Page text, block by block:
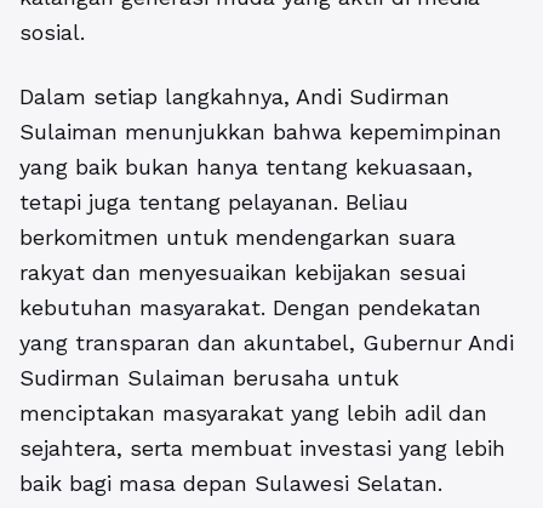
sosial.
Dalam setiap langkahnya, Andi Sudirman
Sulaiman menunjukkan bahwa kepemimpinan
yang baik bukan hanya tentang kekuasaan,
tetapi juga tentang pelayanan. Beliau
berkomitmen untuk mendengarkan suara
rakyat dan menyesuaikan kebijakan sesuai
kebutuhan masyarakat. Dengan pendekatan
yang transparan dan akuntabel, Gubernur Andi
Sudirman Sulaiman berusaha untuk
menciptakan masyarakat yang lebih adil dan
sejahtera, serta membuat investasi yang lebih
baik bagi masa depan Sulawesi Selatan.